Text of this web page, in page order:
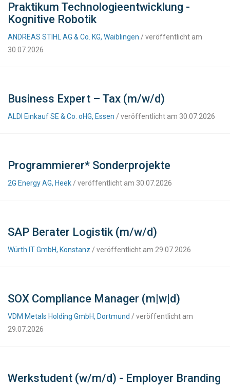
Praktikum Technologieentwicklung -
Kognitive Robotik
ANDREAS STIHL AG & Co. KG, Waiblingen / veröffentlicht am
30.07.2026
Business Expert – Tax (m/w/d)
ALDI Einkauf SE & Co. oHG, Essen / veröffentlicht am 30.07.2026
Programmierer* Sonderprojekte
2G Energy AG, Heek / veröffentlicht am 30.07.2026
SAP Berater Logistik (m/w/d)
Würth IT GmbH, Konstanz / veröffentlicht am 29.07.2026
SOX Compliance Manager (m|w|d)
VDM Metals Holding GmbH, Dortmund / veröffentlicht am
29.07.2026
Werkstudent (w/m/d) - Employer Branding